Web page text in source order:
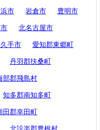
市 岩倉市 豊明市
北名古屋市
手市 愛知郡東郷町
丹羽郡扶桑町
部郡飛島村
知多郡南知多町
田郡幸田町
北設楽郡豊根村